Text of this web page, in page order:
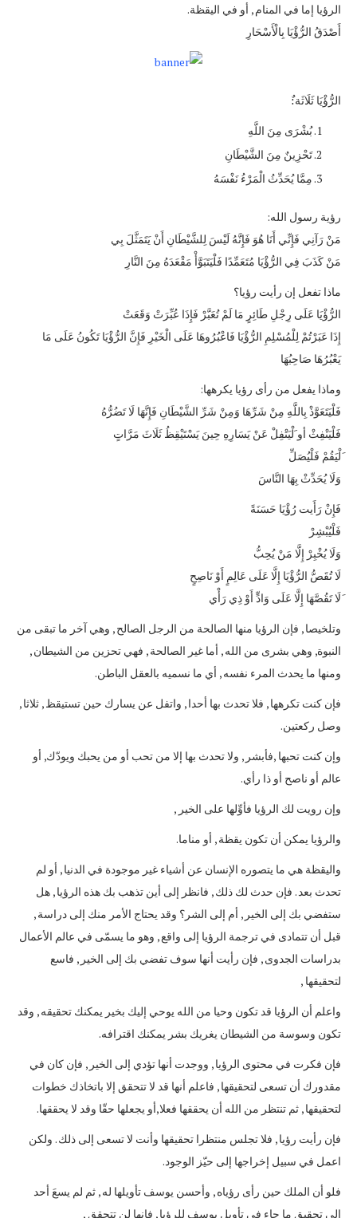
الرؤيا إما في المنام , أو في اليقظة.
أَصْدَقُ الرُّؤْيَا بِالْأَسْحَارِ
الرُّؤْيَا ثَلَاثَة:ٌ
بُشْرَى مِنَ اللَّهِ
تَحْزِينٌ مِنَ الشَّيْطَانِ
مِمَّا يُحَدِّثُ الْمَرْءُ نَفْسَهُ
رؤية رسول الله:
مَنْ رَآنِي فَإِنِّي أَنَا هُوَ فَإِنَّهُ لَيْسَ لِلشَّيْطَانِ أَنْ يَتَمَثَّلَ بِي
مَنْ كَذَبَ فِي الرُّؤْيَا مُتَعَمِّدًا فَلْيَتَبَوَّأْ مَقْعَدَهُ مِنَ النَّارِ
ماذا تفعل إن رأيت رؤيا؟
الرُّؤْيَا عَلَى رِجْلِ طَائِرٍ مَا لَمْ تُعَبَّرْ فَإِذَا عُبِّرَتْ وَقَعَتْ
إِذَا عَبَرْتُمْ لِلْمُسْلِمِ الرُّؤْيَا فَاعْبُرُوهَا عَلَى الْخَيْرِ فَإِنَّ الرُّؤْيَا تَكُونُ عَلَى مَا
يَعْبُرُهَا صَاحِبُهَا
وماذا يفعل من رأى رؤيا يكرهها:
فَلْيَتَعَوَّذْ بِاللَّهِ مِنْ شَرِّهَا وَمِنْ شَرِّ الشَّيْطَانِ فَإِنَّهَا لَا تَضُرُّهُ
فَلْيَنْفِثْ أو َلْيَتْفِلْ عَنْ يَسَارِهِ حِينَ يَسْتَيْقِظُ ثَلَاثَ مَرَّاتٍ
َلْيَقُمْ فَلْيُصَلِّ
وَلَا يُحَدِّثْ بِهَا النَّاسَ
فَإِنْ رَأَيت رُؤْيَا حَسَنَةً
فَلْيُبْشِرْ
وَلَا يُخْبِرْ إِلَّا مَنْ يُحِبُّ
لَا تُقَصُّ الرُّؤْيَا إِلَّا عَلَى عَالِمٍ أَوْ نَاصِحٍ
َلَا تَقُصَّهَا إِلَّا عَلَى وَادٍّ أَوْ ذِي رَأْي
وتلخيصا , فإن الرؤيا منها الصالحة من الرجل الصالح , وهي آخر ما تبقى من
النبوة, وهي بشرى من الله , أما غير الصالحة , فهي تحزين من الشيطان ,
ومنها ما يحدث المرء نفسه , أي ما نسميه بالعقل الباطن.
فإن كنت تكرهها , فلا تحدث بها أحدا , واتفل عن يسارك حين تستيقظ , ثلاثا ,
وصل ركعتين.
وإن كنت تحبها ,فأبشر , ولا تحدث بها إلا من تحب أو من يحبك ويودّك, أو
عالم أو ناصح أو ذا رأي.
وإن رويت لك الرؤيا فأوِّلها على الخير ,
والرؤيا يمكن أن تكون يقظة , أو مناما.
واليقظة هي ما يتصوره الإنسان عن أشياء غير موجودة في الدنيا , أو لم
تحدث بعد . فإن حدث لك ذلك , فانظر إلى أين تذهب بك هذه الرؤيا , هل
ستفضي بك إلى الخير , أم إلى الشر؟ وقد يحتاج الأمر منك إلى دراسة ,
قبل أن تتمادى في ترجمة الرؤيا إلى واقع , وهو ما يسمّى في عالم الأعمال
بدراسات الجدوى , فإن رأيت أنها سوف تفضي بك إلى الخير , فاسع
لتحقيقها ,
واعلم أن الرؤيا قد تكون وحيا من الله يوحي إليك بخير يمكنك تحقيقه , وقد
تكون وسوسة من الشيطان يغريك بشر يمكنك اقترافه.
فإن فكرت في محتوى الرؤيا , ووجدت أنها تؤدي إلى الخير , فإن كان في
مقدورك أن تسعى لتحقيقها , فاعلم أنها قد لا تتحقق إلا باتخاذك خطوات
لتحقيقها , ثم تنتظر من الله أن يحققها فعلا,أو يجعلها حقّا وقد لا يحققها.
فإن رأيت رؤيا , فلا تجلس منتظرا تحقيقها وأنت لا تسعى إلى ذلك . ولكن
اعمل في سبيل إخراجها إلى حيّز الوجود.
فلو أن الملك حين رأى رؤياه , وأحسن يوسف تأويلها له , ثم لم يسعَ أحد
إلى تحقيق ما جاء في تأويل يوسف للرؤيا , فإنها لن تتحقق ,